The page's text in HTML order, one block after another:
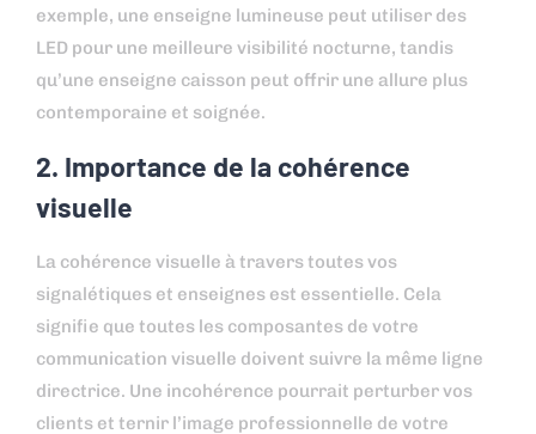
exemple, une enseigne lumineuse peut utiliser des
LED pour une meilleure visibilité nocturne, tandis
qu’une enseigne caisson peut offrir une allure plus
contemporaine et soignée.
2. Importance de la cohérence
visuelle
La cohérence visuelle à travers toutes vos
signalétiques et enseignes est essentielle. Cela
signifie que toutes les composantes de votre
communication visuelle doivent suivre la même ligne
directrice. Une incohérence pourrait perturber vos
clients et ternir l’image professionnelle de votre